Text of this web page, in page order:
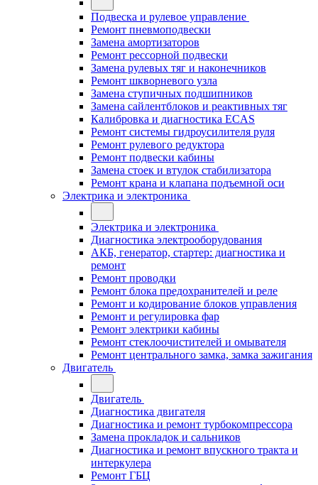
Подвеска и рулевое управление
Ремонт пневмоподвески
Замена амортизаторов
Ремонт рессорной подвески
Замена рулевых тяг и наконечников
Ремонт шкворневого узла
Замена ступичных подшипников
Замена сайлентблоков и реактивных тяг
Калибровка и диагностика ECAS
Ремонт системы гидроусилителя руля
Ремонт рулевого редуктора
Ремонт подвески кабины
Замена стоек и втулок стабилизатора
Ремонт крана и клапана подъемной оси
Электрика и электроника
Электрика и электроника
Диагностика электрооборудования
АКБ, генератор, стартер: диагностика и
ремонт
Ремонт проводки
Ремонт блока предохранителей и реле
Ремонт и кодирование блоков управления
Ремонт и регулировка фар
Ремонт электрики кабины
Ремонт стеклоочистителей и омывателя
Ремонт центрального замка, замка зажигания
Двигатель
Двигатель
Диагностика двигателя
Диагностика и ремонт турбокомпрессора
Замена прокладок и сальников
Диагностика и ремонт впускного тракта и
интеркулера
Ремонт ГБЦ